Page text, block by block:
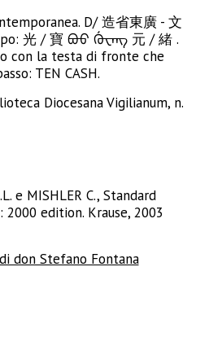
D/ 造省東廣 - 文
光 / 寶 ᠪᠣᠣ ᡤᡠᠸᠠᠩ 元 / 緒 .
con la testa di fronte che
TEN CASH.
Diocesana Vigilianum, n.
e MISHLER C., Standard
edition. Krause, 2003
don Stefano Fontana